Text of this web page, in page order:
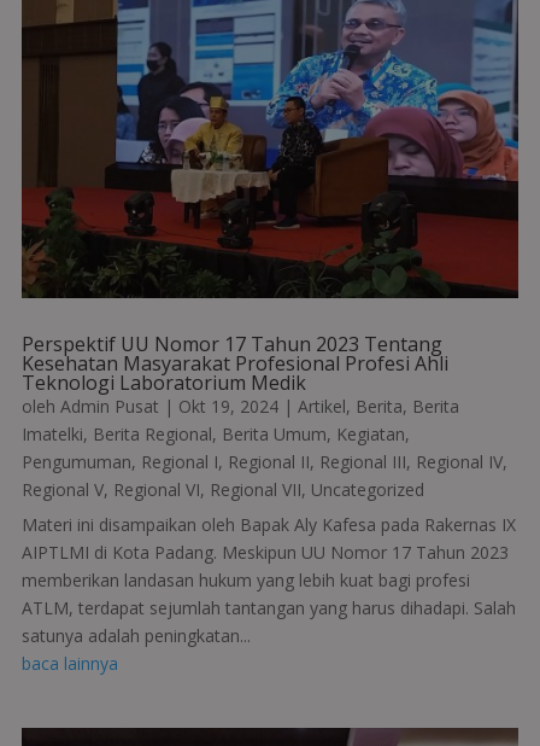
Perspektif UU Nomor 17 Tahun 2023 Tentang
Kesehatan Masyarakat Profesional Profesi Ahli
Teknologi Laboratorium Medik
oleh Admin Pusat | Okt 19, 2024| Artikel, Berita, Berita
Imatelki, Berita Regional, Berita Umum, Kegiatan,
Pengumuman, Regional I, Regional II, Regional III, Regional IV,
Regional V, Regional VI, Regional VII, Uncategorized
Materi ini disampaikan oleh Bapak Aly Kafesa pada Rakernas IX
AIPTLMI di Kota Padang. Meskipun UU Nomor 17 Tahun 2023
memberikan landasan hukum yang lebih kuat bagi profesi
ATLM, terdapat sejumlah tantangan yang harus dihadapi. Salah
satunya adalah peningkatan...
baca lainnya